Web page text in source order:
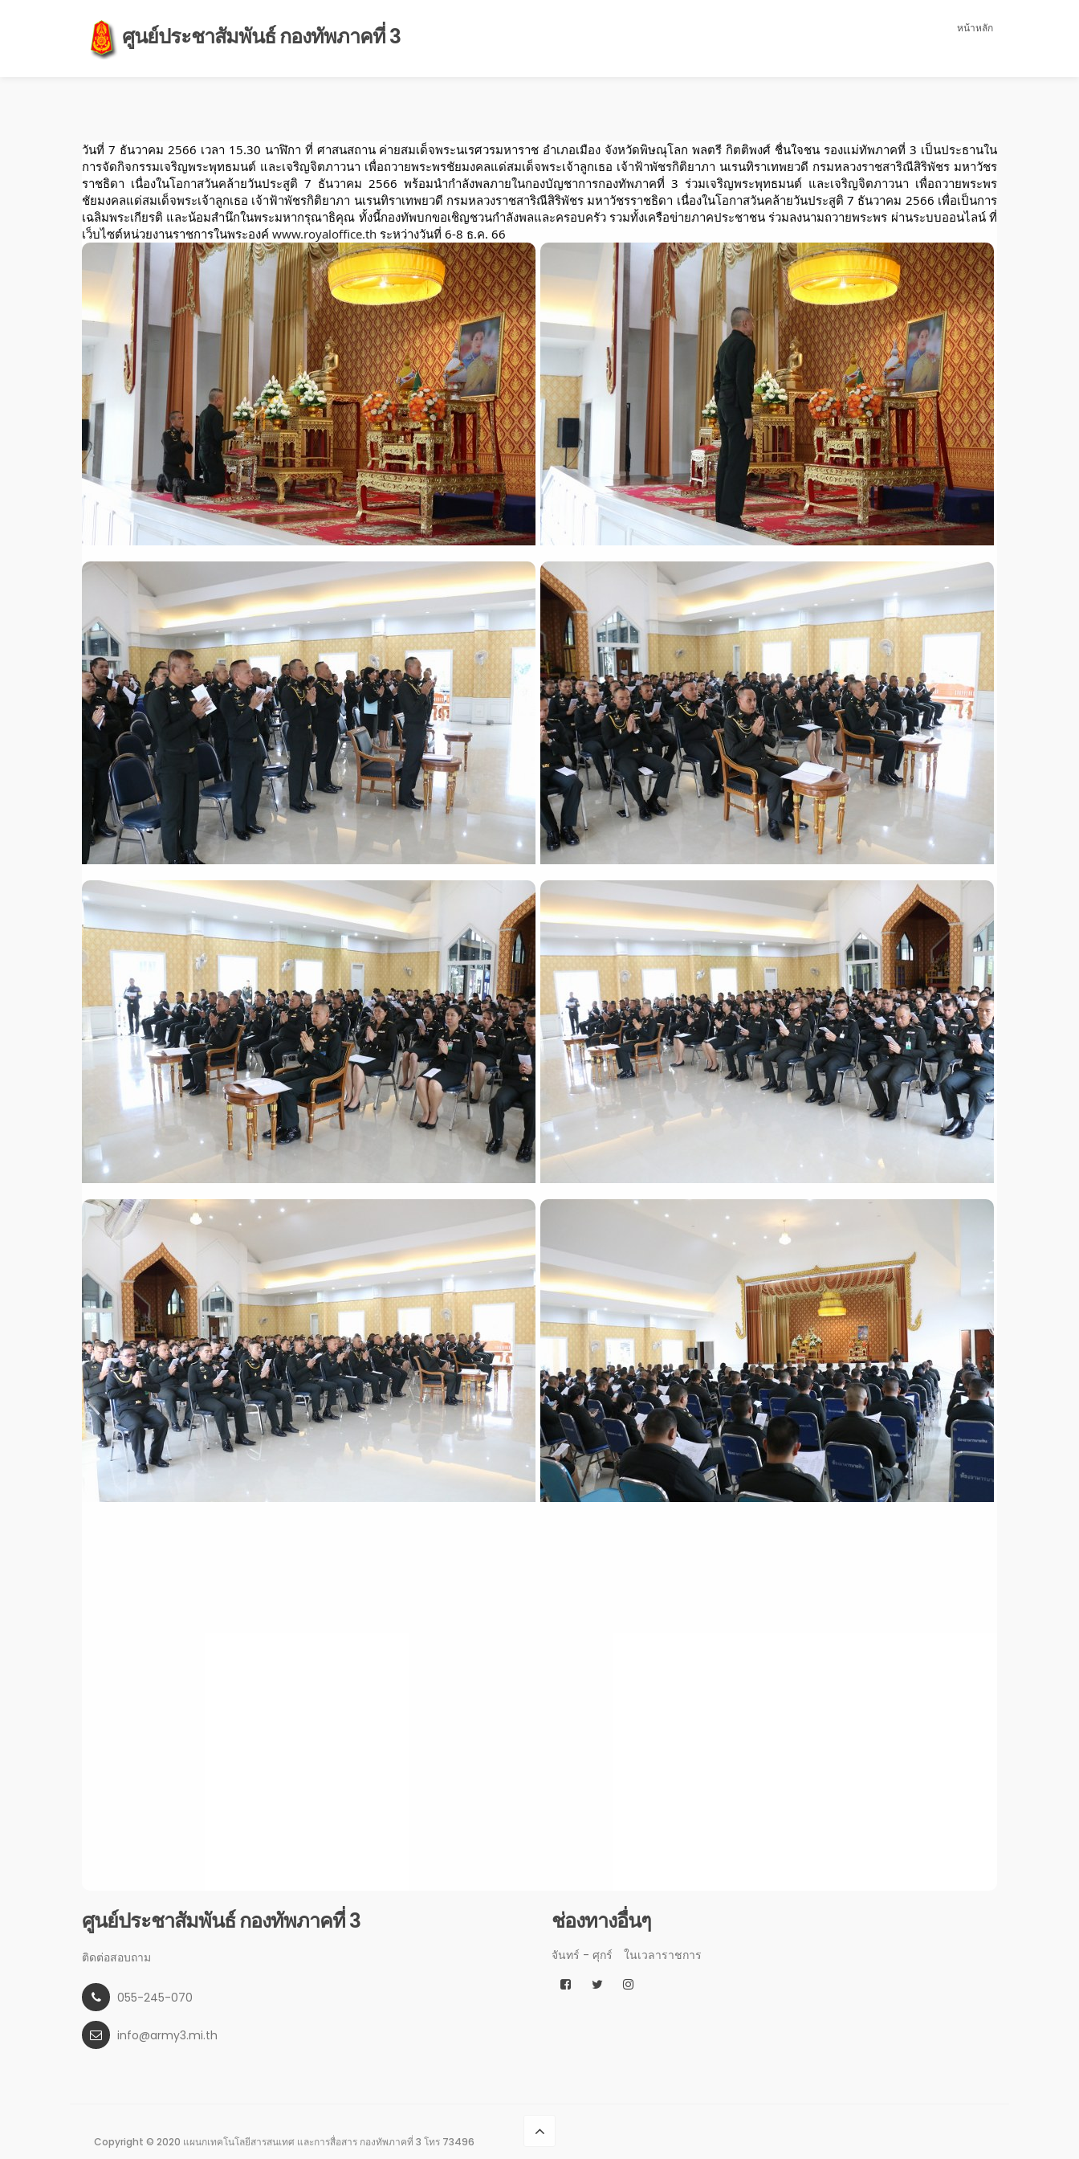
ศูนย์ประชาสัมพันธ์ กองทัพภาคที่ 3 หน้าหลัก
วันที่ 7 ธันวาคม 2566 เวลา 15.30 นาฬิกา ที่ ศาสนสถาน ค่ายสมเด็จพระนเรศวรมหาราช อำเภอเมือง จังหวัดพิษณุโลก พลตรี กิตติพงศ์ ชื่นใจชน รองแม่ทัพภาคที่ 3 เป็นประธานใน
การจัดกิจกรรมเจริญพระพุทธมนต์ และเจริญจิตภาวนา เพื่อถวายพระพรชัยมงคลแด่สมเด็จพระเจ้าลูกเธอ เจ้าฟ้าพัชรกิติยาภา นเรนทิราเทพยวดี กรมหลวงราชสาริณีสิริพัชร มหาวัชร
ราชธิดา เนื่องในโอกาสวันคล้ายวันประสูติ 7 ธันวาคม 2566 พร้อมนำกำลังพลภายในกองบัญชาการกองทัพภาคที่ 3 ร่วมเจริญพระพุทธมนต์ และเจริญจิตภาวนา เพื่อถวายพระพร
ชัยมงคลแด่สมเด็จพระเจ้าลูกเธอ เจ้าฟ้าพัชรกิติยาภา นเรนทิราเทพยวดี กรมหลวงราชสาริณีสิริพัชร มหาวัชรราชธิดา เนื่องในโอกาสวันคล้ายวันประสูติ 7 ธันวาคม 2566 เพื่อเป็นการ
เฉลิมพระเกียรติ และน้อมสำนึกในพระมหากรุณาธิคุณ ทั้งนี้กองทัพบกขอเชิญชวนกำลังพลและครอบครัว รวมทั้งเครือข่ายภาคประชาชน ร่วมลงนามถวายพระพร ผ่านระบบออนไลน์ ที่
เว็บไซต์หน่วยงานราชการในพระองค์ www.royaloffice.th ระหว่างวันที่ 6-8 ธ.ค. 66
ศูนย์ประชาสัมพันธ์ กองทัพภาคที่ 3
ติดต่อสอบถาม
055-245-070
info@army3.mi.th
ช่องทางอื่นๆ
จันทร์ - ศุกร์ ในเวลาราชการ
Copyright © 2020 แผนกเทคโนโลยีสารสนเทศ และการสื่อสาร กองทัพภาคที่ 3 โทร 73496